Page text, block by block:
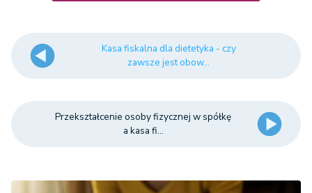
Kasa fiskalna dla dietetyka - czy
zawsze jest obow...
Przekształcenie osoby fizycznej w spółkę
a kasa fi...